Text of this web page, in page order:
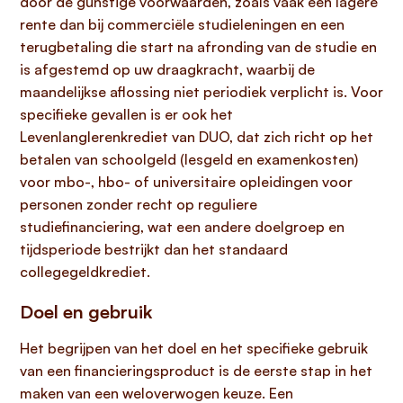
rente dan bij commerciële studieleningen en een
terugbetaling die start na afronding van de studie en
is afgestemd op uw draagkracht, waarbij de
maandelijkse aflossing niet periodiek verplicht is. Voor
specifieke gevallen is er ook het
Levenlanglerenkrediet van DUO, dat zich richt op het
betalen van schoolgeld (lesgeld en examenkosten)
voor mbo-, hbo- of universitaire opleidingen voor
personen zonder recht op reguliere
studiefinanciering, wat een andere doelgroep en
tijdsperiode bestrijkt dan het standaard
collegegeldkrediet.
Doel en gebruik
Het begrijpen van het doel en het specifieke gebruik
van een financieringsproduct is de eerste stap in het
maken van een weloverwogen keuze. Een